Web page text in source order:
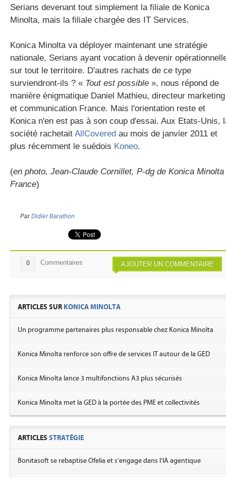
Serians devenant tout simplement la filiale de Konica
Minolta, mais la filiale chargée des IT Services.
Konica Minolta va déployer maintenant une stratégie
nationale, Serians ayant vocation à devenir
sur tout le territoire. D'autres rachats de ce type
surviendront-ils ? « Tout est possible », nous répond de
manière énigmatique Daniel Mathieu, directeur marketing
et communication France. Mais l'orientation reste et
Konica n'en est pas à son coup d'essai. Aux Etats-Unis,
société rachetait AllCovered au mois de janvier 2011 et
plus récemment le suédois Koneo.
(en photo, Jean-Claude Cornillet, P-dg de Konica Minolta
France)
ParDidier Barathon
AJOUTER UN COMMENTAIRE
0 Commentaires
ARTICLES SUR KONICA MINOLTA
Un programme partenaires plus responsable chez Konica Minolta
Konica Minolta renforce son offre de services IT autour de la GED
Konica Minolta lance 3 multifonctions A3 plus sécurisés
Konica Minolta met la GED à la portée des PME et collectivités
ARTICLES STRATÉGIE
Bonitasoft se rebaptise Ofelia et s'engage dans l'IA agentique